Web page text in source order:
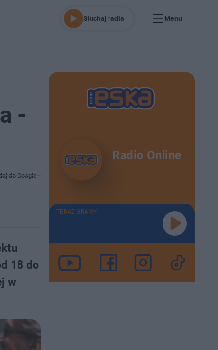
Słuchaj radia Menu
-
do Google
18 do
w
Radio Online
TERAZ GRAMY